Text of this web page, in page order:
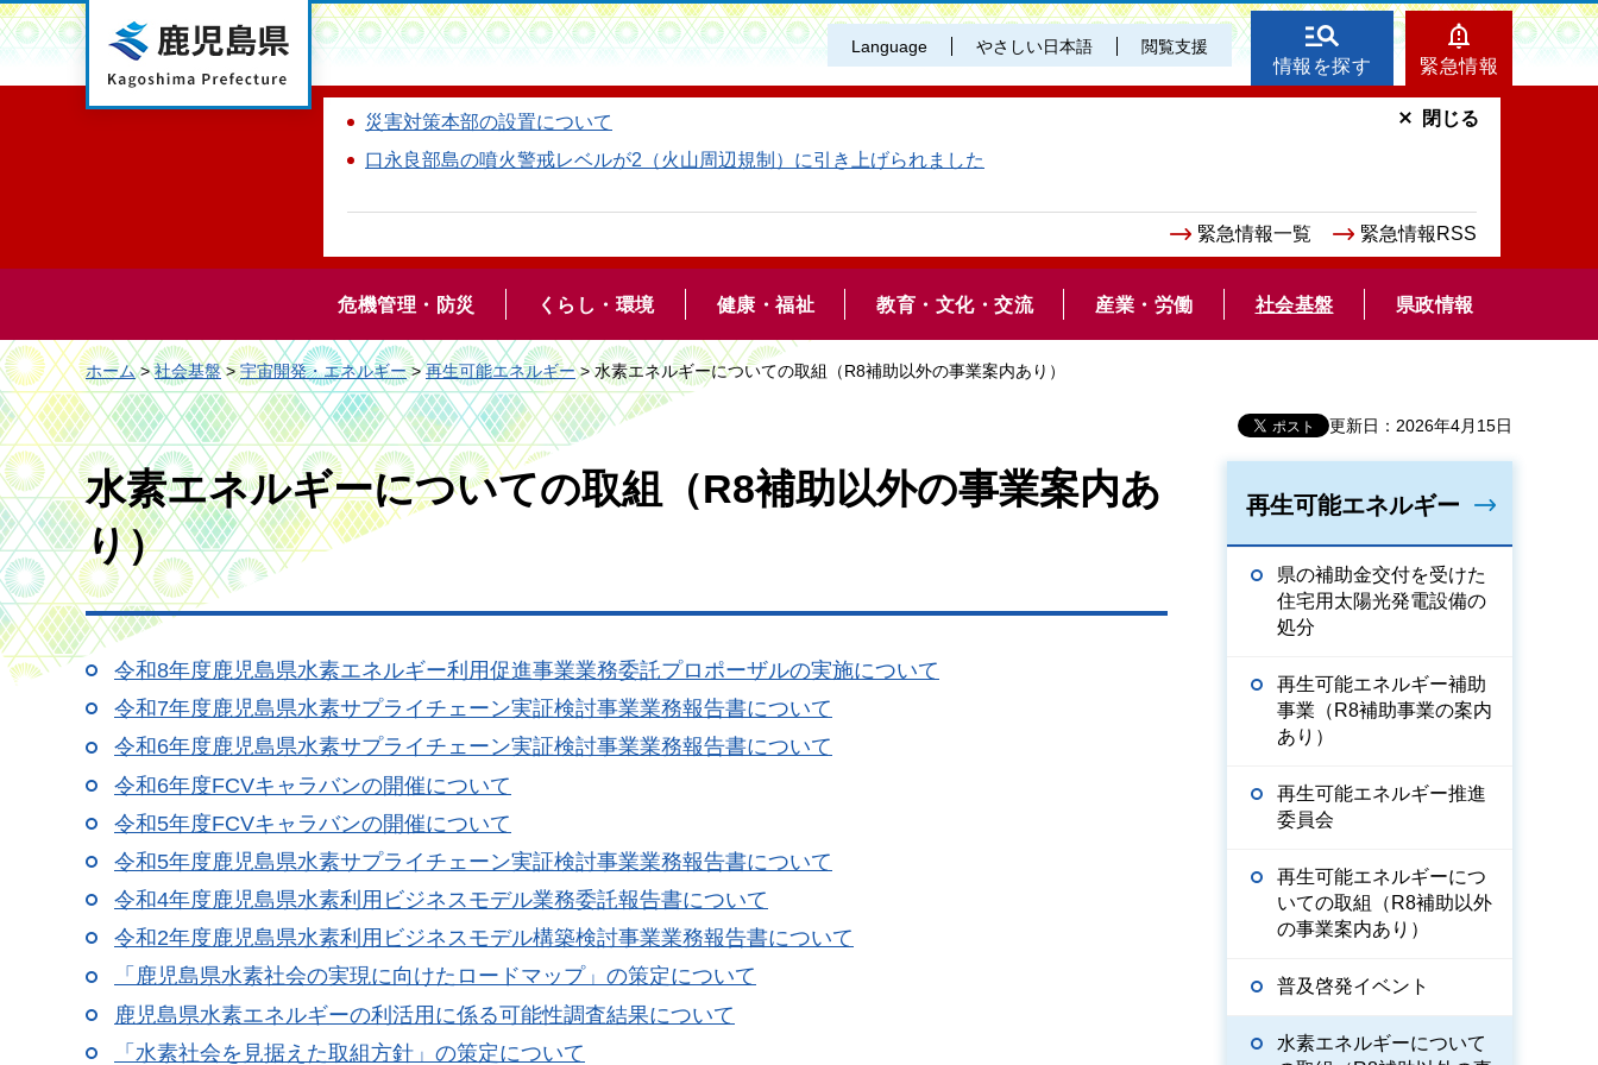
鹿児島県 Language やさしい日本語 閲覧支援
情報を探す 緊急情報
災害対策本部の設置について
口永良部島の噴火警戒レベルが2（火山周辺規制）に引き上げられました
緊急情報一覧 緊急情報RSS
閉じる
危機管理・防災 くらし・環境 健康・福祉 教育・文化・交流 産業・労働 社会基盤 県政情報
ホーム>社会基盤>宇宙開発・エネルギー>再生可能エネルギー> 水素エネルギーについての取組（R8補助以外の事業案内あり）
更新日：2026年4月15日
水素エネルギーについての取組（R8補助以外の事業案内あ
り）
令和8年度鹿児島県水素エネルギー利用促進事業業務委託プロポーザルの実施について
令和7年度鹿児島県水素サプライチェーン実証検討事業業務報告書について
令和6年度鹿児島県水素サプライチェーン実証検討事業業務報告書について
令和6年度FCVキャラバンの開催について
令和5年度FCVキャラバンの開催について
令和5年度鹿児島県水素サプライチェーン実証検討事業業務報告書について
令和4年度鹿児島県水素利用ビジネスモデル業務委託報告書について
令和2年度鹿児島県水素利用ビジネスモデル構築検討事業業務報告書について
「鹿児島県水素社会の実現に向けたロードマップ」の策定について
鹿児島県水素エネルギーの利活用に係る可能性調査結果について
「水素社会を見据えた取組方針」の策定について
再生可能エネルギー
県の補助金交付を受けた
住宅用太陽光発電設備の
処分
再生可能エネルギー補助
事業（R8補助事業の案内
あり）
再生可能エネルギー推進
委員会
再生可能エネルギーにつ
いての取組（R8補助以外
の事業案内あり）
普及啓発イベント
水素エネルギーについて